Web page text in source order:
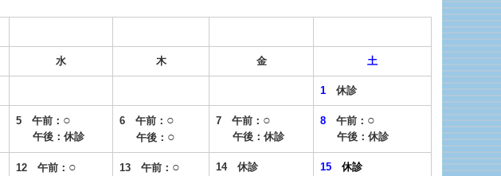
水 木 金 土
1 休診
5 午前： ○
午後：休診
6 午前： ○
午後： ○
7 午前： ○
午後：休診
8 午前： ○
午後：休診
12 午前： ○ 13 午前： ○ 14 休診 15 休診